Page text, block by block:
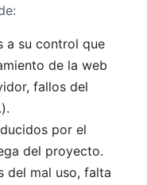
a su control que
de la web
fallos del
por el
del proyecto.
del mal uso, falta